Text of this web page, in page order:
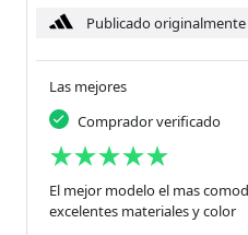
Publicado
Las mejores
Comprador verificado
El mejor modelo el mas
excelentes materiales y color